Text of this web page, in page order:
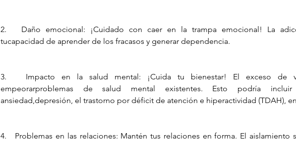
2.   Daño emocional: ¡Cuidado con caer en la trampa emocional! La
tucapacidad de aprender de los fracasos y generar dependencia.
3.   Impacto en la salud mental: ¡Cuida tu bienestar! El exceso de
empeorarproblemas de salud mental existentes. Esto podría
ansiedad,depresión, el trastorno por déficit de atención e hiperactividad (TDAH),
4.   Problemas en las relaciones: Mantén tus relaciones en forma. El aislamiento